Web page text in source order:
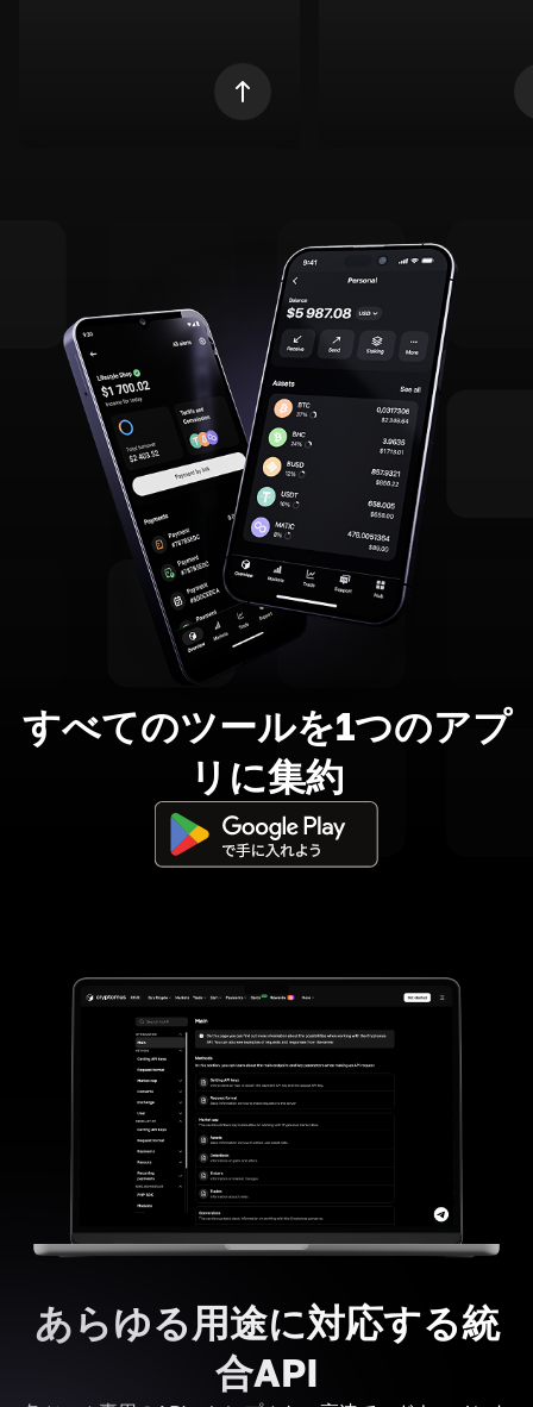
すべてのツールを1つのアプ
リに集約
あらゆる用途に対応する統
合API